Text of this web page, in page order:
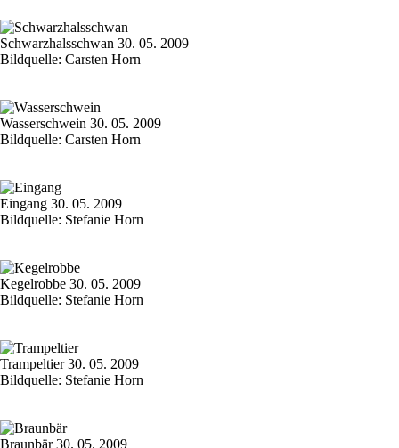
Schwarzhalsschwan 30. 05. 2009
Bildquelle: Carsten Horn
Wasserschwein 30. 05. 2009
Bildquelle: Carsten Horn
Eingang 30. 05. 2009
Bildquelle: Stefanie Horn
Kegelrobbe 30. 05. 2009
Bildquelle: Stefanie Horn
Trampeltier 30. 05. 2009
Bildquelle: Stefanie Horn
Braunbär 30. 05. 2009